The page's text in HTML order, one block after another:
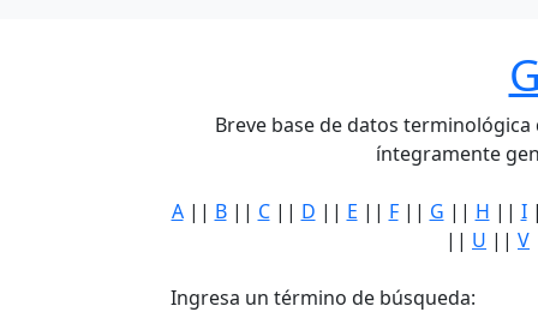
Breve base de datos
íntegramente
A|| B|| C|| D || E || F|| G || H || I
|| U || V
Ingresa un término de búsqueda: